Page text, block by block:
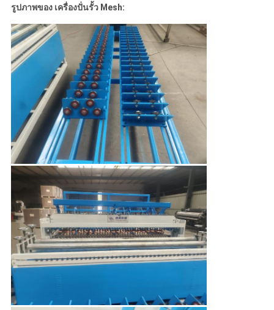
รูปภาพของ เครื่องปั่นรั้ว Mesh: